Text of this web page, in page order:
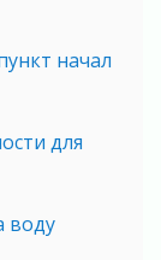
начал
для
воду